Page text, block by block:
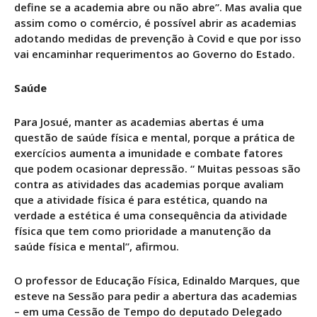
define se a academia abre ou não abre”. Mas avalia que
assim como o comércio, é possível abrir as academias
adotando medidas de prevenção à Covid e que por isso
vai encaminhar requerimentos ao Governo do Estado.
Saúde
Para Josué, manter as academias abertas é uma
questão de saúde física e mental, porque a prática de
exercícios aumenta a imunidade e combate fatores
que podem ocasionar depressão. “ Muitas pessoas são
contra as atividades das academias porque avaliam
que a atividade física é para estética, quando na
verdade a estética é uma consequência da atividade
física que tem como prioridade a manutenção da
saúde física e mental”, afirmou.
O professor de Educação Física, Edinaldo Marques, que
esteve na Sessão para pedir a abertura das academias
– em uma Cessão de Tempo do deputado Delegado